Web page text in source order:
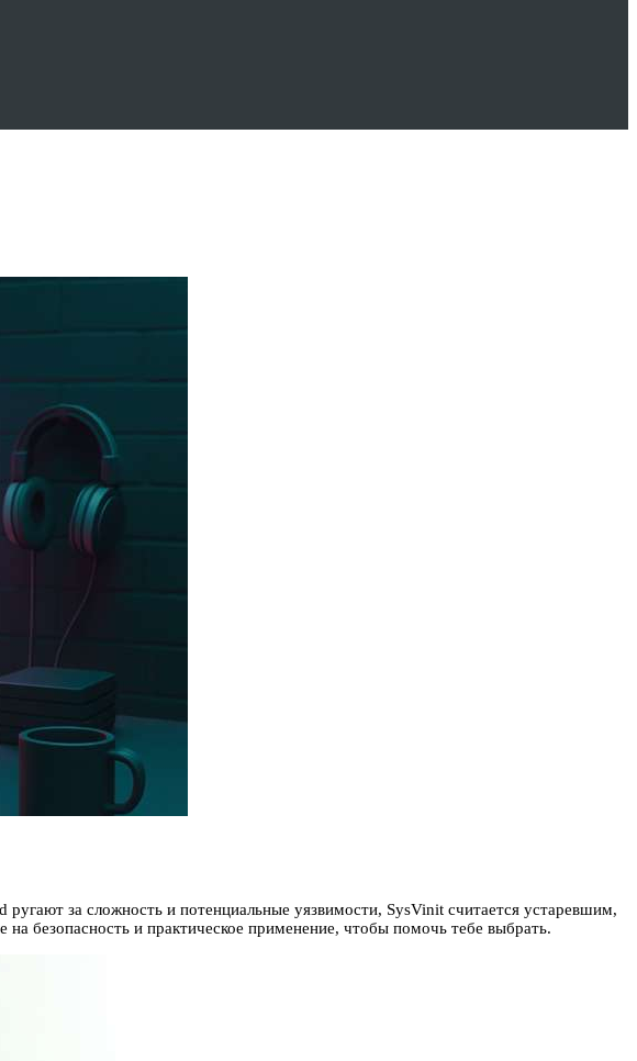
за сложность и потенциальные уязвимости, SysVinit считается устаревшим,
безопасность и практическое применение, чтобы помочь тебе выбрать.